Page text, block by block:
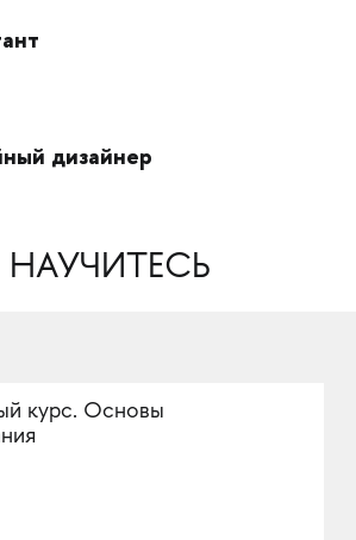
дизайнер
НАУЧИТЕСЬ
курс. Основы